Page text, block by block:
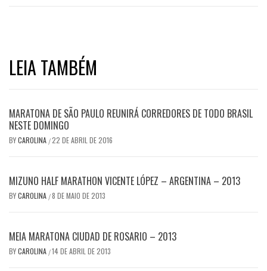
LEIA TAMBÉM
MARATONA DE SÃO PAULO REUNIRÁ CORREDORES DE TODO BRASIL
NESTE DOMINGO
BYCAROLINA /22 DE ABRIL DE 2016
MIZUNO HALF MARATHON VICENTE LÓPEZ – ARGENTINA – 2013
BYCAROLINA /8 DE MAIO DE 2013
MEIA MARATONA CIUDAD DE ROSARIO – 2013
BYCAROLINA /14 DE ABRIL DE 2013